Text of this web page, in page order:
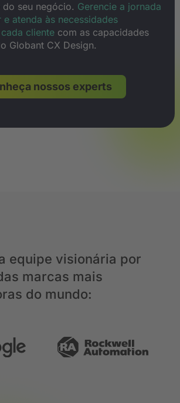
seu negócio. Gerencie a jornada
atenda às necessidades
cliente com as capacidades
Globant CX Design.
nossos experts
equipe visionária por
marcas mais
do mundo: